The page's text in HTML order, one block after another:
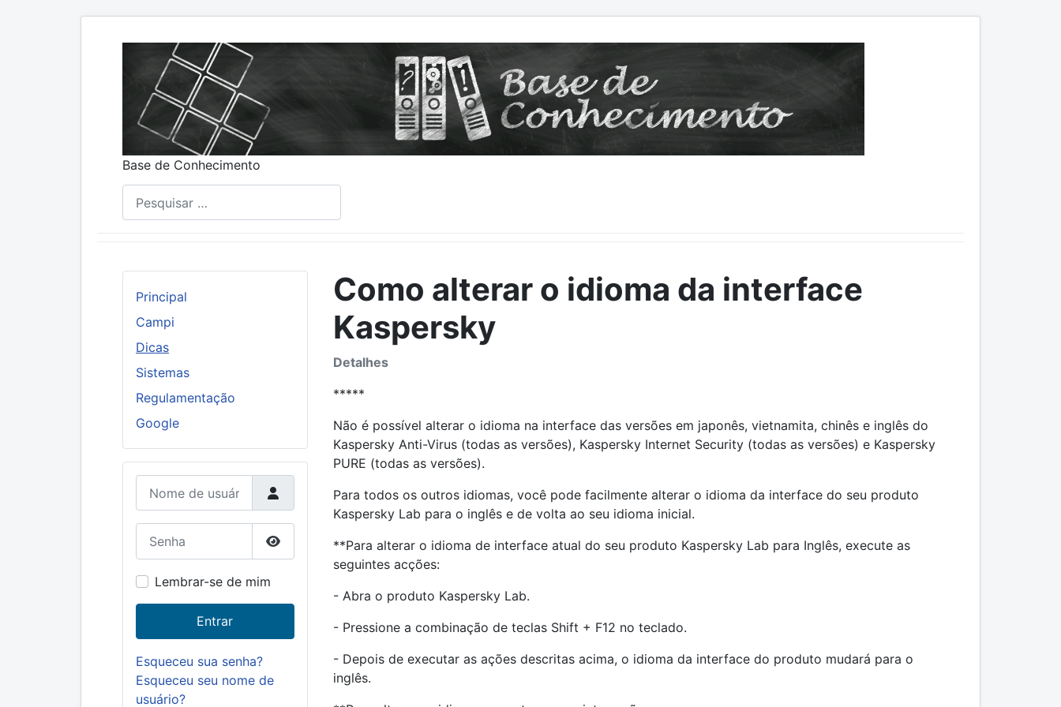
Base de Conhecimento
Principal
Campi
Dicas
Sistemas
Regulamentação
Google
Nome de usuário
Mostrar senha
Lembrar-se de mim
Entrar
Esqueceu sua senha?
Esqueceu seu nome de
usuário?
Como alterar o idioma da interface
Kaspersky
Detalhes
*****
Não é possível alterar o idioma na interface das versões em japonês, vietnamita, chinês e inglês do
Kaspersky Anti-Virus (todas as versões), Kaspersky Internet Security (todas as versões) e Kaspersky
PURE (todas as versões).
Para todos os outros idiomas, você pode facilmente alterar o idioma da interface do seu produto
Kaspersky Lab para o inglês e de volta ao seu idioma inicial.
**Para alterar o idioma de interface atual do seu produto Kaspersky Lab para Inglês, execute as
seguintes acções:
- Abra o produto Kaspersky Lab.
- Pressione a combinação de teclas Shift + F12 no teclado.
- Depois de executar as ações descritas acima, o idioma da interface do produto mudará para o
inglês.